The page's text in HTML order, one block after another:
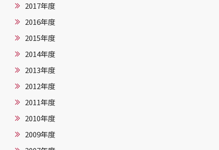
2017年度
2016年度
2015年度
2014年度
2013年度
2012年度
2011年度
2010年度
2009年度